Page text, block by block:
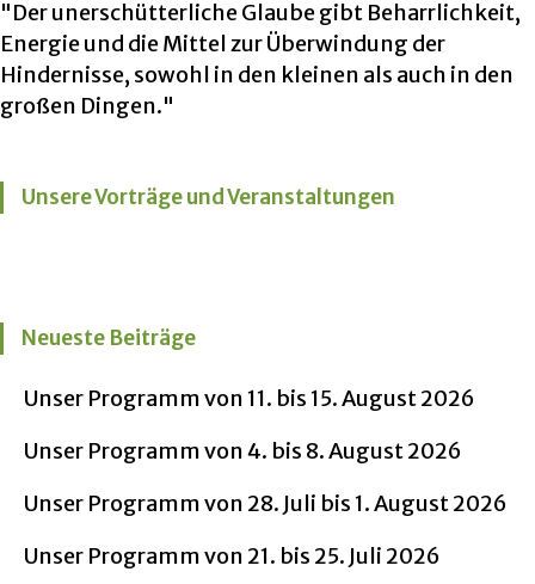
"Der unerschütterliche Glaube gibt Beharrlichkeit,
Energie und die Mittel zur Überwindung der
Hindernisse, sowohl in den kleinen als auch in den
großen Dingen."
Unsere Vorträge und Veranstaltungen
Neueste Beiträge
Unser Programm von 11. bis 15. August 2026
Unser Programm von 4. bis 8. August 2026
Unser Programm von 28. Juli bis 1. August 2026
Unser Programm von 21. bis 25. Juli 2026